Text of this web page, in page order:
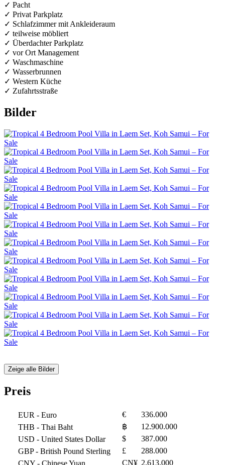
✓ Pacht
✓ Privat Parkplatz
✓ Schlafzimmer mit Ankleideraum
✓ teilweise möbliert
✓ Überdachter Parkplatz
✓ vor Ort Management
✓ Waschmaschine
✓ Wasserbrunnen
✓ Western Küche
✓ Zufahrtsstraße
Bilder
Zeige alle Bilder
Preis
EUR - Euro €
336.000
THB - Thai Baht ฿
12.900.000
USD - United States Dollar $
387.000
GBP- British Pound Sterling £
288.000
CNY - Chinese Yuan CN¥ 2.613.000